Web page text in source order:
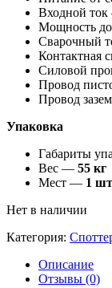
Входной
Мощность
Сварочный
Контактная
Силовой
Провод
Провод
Упаковка
Габариты
Вес — 55 кг
Мест — 1
Нет в наличии
Категория:
Описание
Отзывы (0)